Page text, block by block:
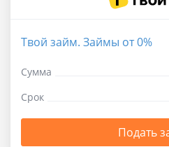
Твой займ. Займы от 0%
Сумма
Срок
Подать